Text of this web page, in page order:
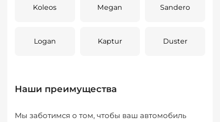
Koleos Megan Sandero
Logan Kaptur Duster
Наши преимущества
Мы заботимся о том, чтобы ваш автомобиль